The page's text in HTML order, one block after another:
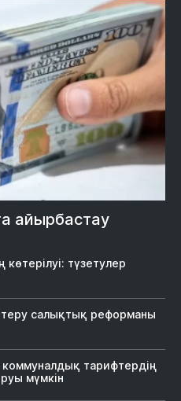
айырбастау
түзетулер
салықтық реформаны
тарифтердің
мүмкін